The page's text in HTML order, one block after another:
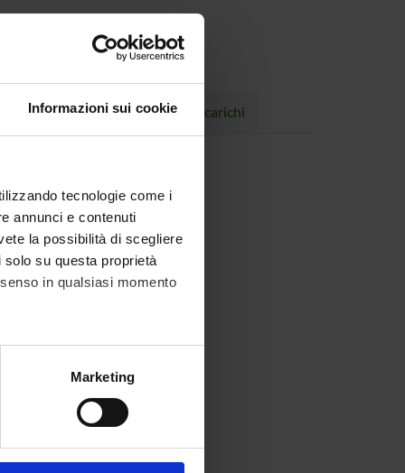
Informazioni sui cookie
tecnologie come i
annunci e contenuti
la possibilità di scegliere
su questa proprietà
in qualsiasi momento
metro,Marketing
Progetti Pubblicazioni Incarichi
via mail
25)
02/25)